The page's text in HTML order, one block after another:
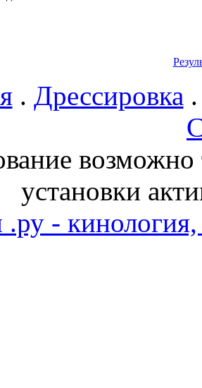
. Дрессировка
возможно
установки
- кинология,